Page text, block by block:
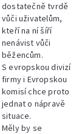
dostatečně tvrdě
vůči uživatelům,
kteří na ní šíří
nenávist vůči
běžencům.
S evropskou divizí
firmy i Evropskou
komisí chce proto
jednat o nápravě
situace.
Měly by se